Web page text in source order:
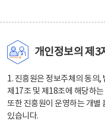
개인정보의 제3
1. 진흥원은 정보주체의 동의,
제17조 및 제18조에 해당하
또한 진흥원이 운영하는 개별
있습니다.